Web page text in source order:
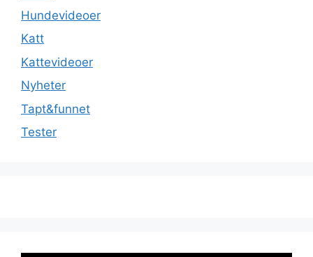
Hundevideoer
Katt
Kattevideoer
Nyheter
Tapt&funnet
Tester